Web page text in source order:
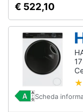
€ 522,10
Scheda